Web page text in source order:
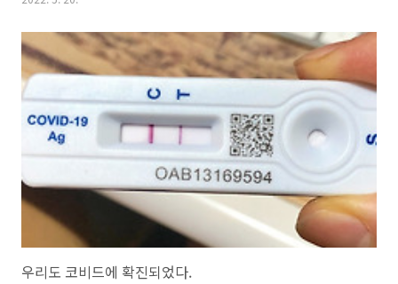
9월부터 11월까지는 봄, 12 - 2월은 여름, 3 - 5월은 가을이다. 하지만
한국처럼 사계절이 뚜렷한 곳은 아니다. 일교차가 심하기 때문에 한여름
에도 한겨울의 추위를 느낄 수 있는 곳, 사계절의 변화가 하루 중에 일어
나는 곳이 바로 뉴질랜드다. ▲ 타뇨의 뉴질랜드 이야기, 유투브 영상
으로 만날 수 있습니다. 도토리나무의 나뭇잎이 많이 떨..
우리도 코비드에 확진되었다.